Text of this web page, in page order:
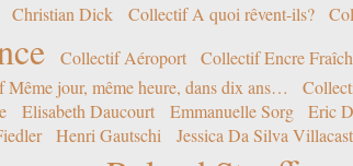
Christian Dick Collectif A quoi rêvent-ils?
Collectif Aéroport
Collectif Encre
Même jour, même heure, dans dix ans…
Elisabeth Daucourt Emmanuelle Sorg
Eric
Henri Gautschi
Jessica Da Silva